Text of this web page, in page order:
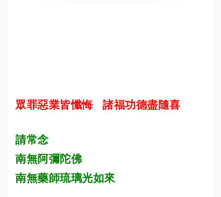
眾罪惡業皆懺悔 諸福功德盡隨喜
請常念
南無阿彌陀佛
南無藥師琉璃光如來